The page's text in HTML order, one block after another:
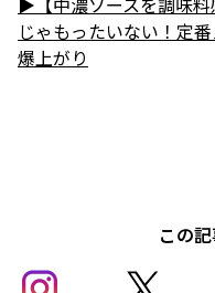
じゃもったいない！定
爆上がり
この